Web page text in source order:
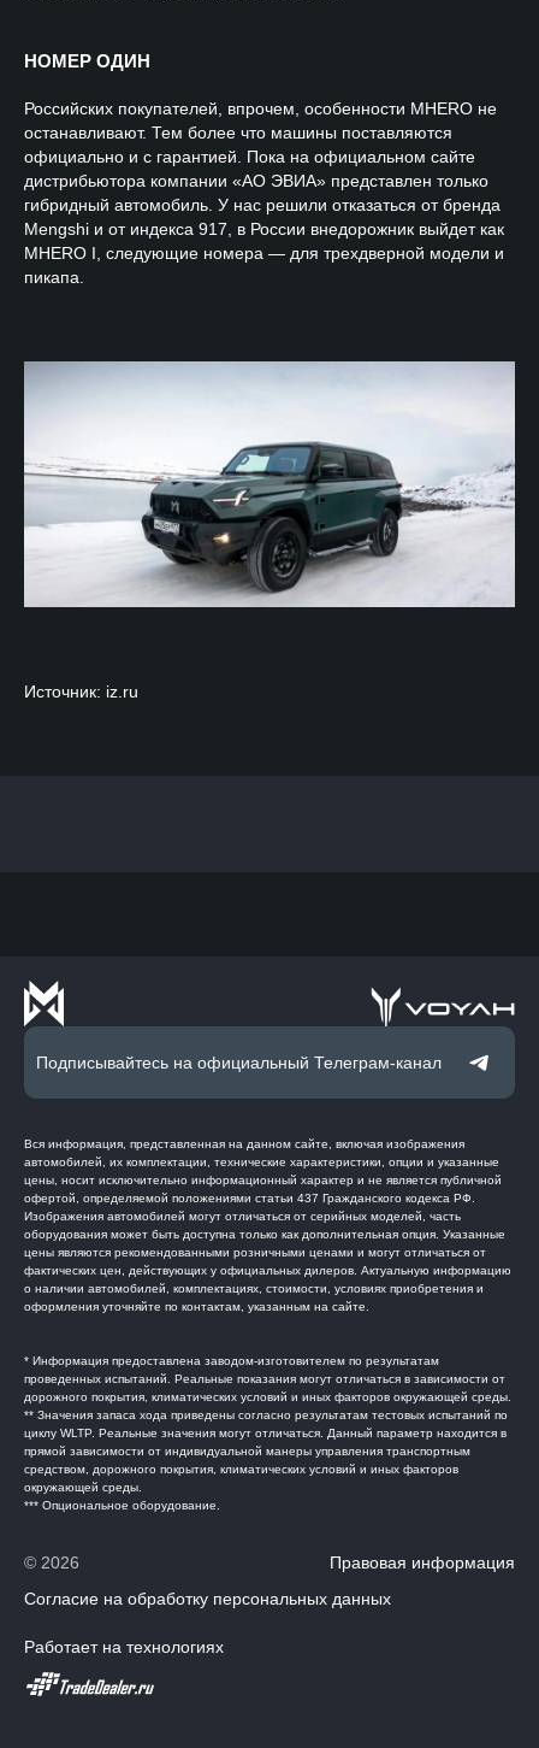
НОМЕР ОДИН
Российских покупателей, впрочем, особенности MHERO не
останавливают. Тем более что машины поставляются
официально и с гарантией. Пока на официальном сайте
дистрибьютора компании «АО ЭВИА» представлен только
гибридный автомобиль. У нас решили отказаться от бренда
Mengshi и от индекса 917, в России внедорожник выйдет как
MHERO I, следующие номера — для трехдверной модели и
пикапа.
Источник: iz.ru
Подписывайтесь на официальный Телеграм-канал
Вся информация, представленная на данном сайте, включая изображения
автомобилей, их комплектации, технические характеристики, опции и указанные
цены, носит исключительно информационный характер и не является публичной
офертой, определяемой положениями статьи 437 Гражданского кодекса РФ.
Изображения автомобилей могут отличаться от серийных моделей, часть
оборудования может быть доступна только как дополнительная опция. Указанные
цены являются рекомендованными розничными ценами и могут отличаться от
фактических цен, действующих у официальных дилеров. Актуальную информацию
о наличии автомобилей, комплектациях, стоимости, условиях приобретения и
оформления уточняйте по контактам, указанным на сайте.
* Информация предоставлена заводом-изготовителем по результатам
проведенных испытаний. Реальные показания могут отличаться в зависимости от
дорожного покрытия, климатических условий и иных факторов окружающей среды.
** Значения запаса хода приведены согласно результатам тестовых испытаний по
циклу WLTP. Реальные значения могут отличаться. Данный параметр находится в
прямой зависимости от индивидуальной манеры управления транспортным
средством, дорожного покрытия, климатических условий и иных факторов
окружающей среды.
*** Опциональное оборудование.
© 2026
Правовая информация
Согласие на обработку персональных данных
Работает на технологиях